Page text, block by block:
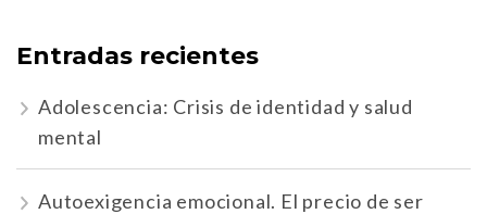
Entradas recientes
Adolescencia: Crisis de identidad y salud
mental
Autoexigencia emocional. El precio de ser